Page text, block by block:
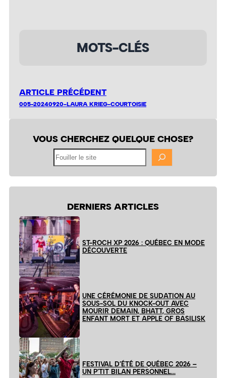
MOTS-CLÉS
ARTICLE PRÉCÉDENT
005-20240920-LAURA KRIEG-COURTOISIE
VOUS CHERCHEZ QUELQUE CHOSE?
DERNIERS ARTICLES
ST-ROCH XP 2026 : QUÉBEC EN MODE
DÉCOUVERTE
UNE CÉRÉMONIE DE SUDATION AU
SOUS-SOL DU KNOCK-OUT AVEC
MOURIR DEMAIN, BHATT, GROS
ENFANT MORT ET APPLE OF BASILISK
FESTIVAL D’ÉTÉ DE QUÉBEC 2026 –
UN P’TIT BILAN PERSONNEL…